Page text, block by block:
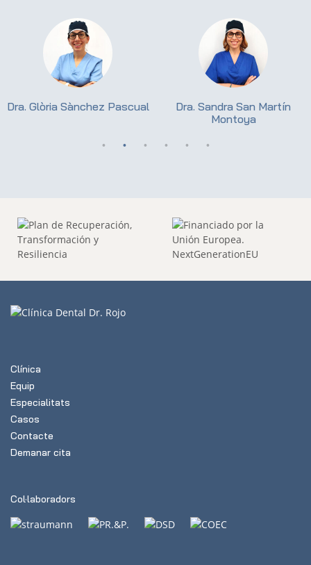
Dra. Glòria Sànchez Pascual
Dra. Sandra San Martín
Montoya
Clínica
Equip
Especialitats
Casos
Contacte
Demanar cita
Col·laboradors